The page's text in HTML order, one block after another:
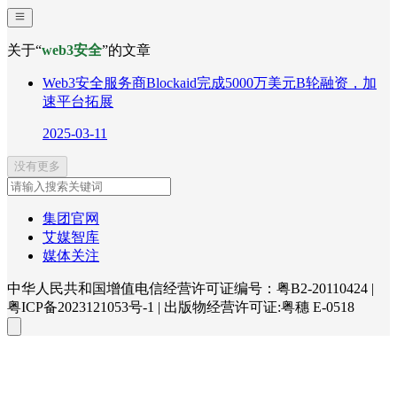
关于“web3安全”的文章
Web3安全服务商Blockaid完成5000万美元B轮融资，加
速平台拓展
2025-03-11
没有更多
集团官网
艾媒智库
媒体关注
中华人民共和国增值电信经营许可证编号：粤B2-20110424 |
粤ICP备2023121053号-1 | 出版物经营许可证:粤穗 E-0518